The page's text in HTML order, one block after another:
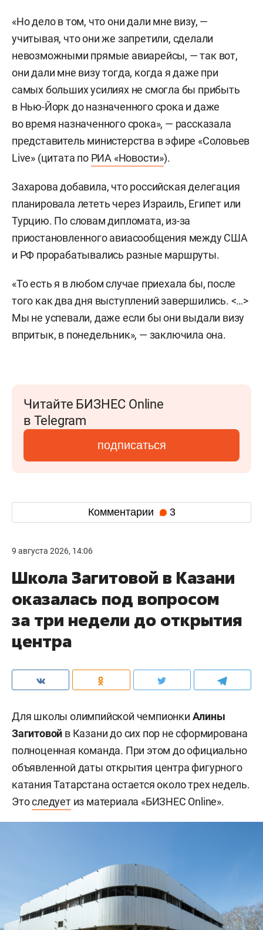
«Но дело в том, что они дали мне визу, —
учитывая, что они же запретили, сделали
невозможными прямые авиарейсы, — так вот,
они дали мне визу тогда, когда я даже при
самых больших усилиях не смогла бы прибыть
в Нью-Йорк до назначенного срока и даже
во время назначенного срока», — рассказала
представитель министерства в эфире «Соловьев
Live» (цитата по РИА «Новости»).
Захарова добавила, что российская делегация
планировала лететь через Израиль, Египет или
Турцию. По словам дипломата, из-за
приостановленного авиасообщения между США
и РФ прорабатывались разные маршруты.
«То есть я в любом случае приехала бы, после
того как два дня выступлений завершились. <…>
Мы не успевали, даже если бы они выдали визу
впритык, в понедельник», — заключила она.
Читайте БИЗНЕС Online
в Telegram
подписаться
Комментарии 3
9 августа 2026, 14:06
Школа Загитовой в Казани
оказалась под вопросом
за три недели до открытия
центра
Для школы олимпийской чемпионки Алины
Загитовой в Казани до сих пор не сформирована
полноценная команда. При этом до официально
объявленной даты открытия центра фигурного
катания Татарстана остается около трех недель.
Этоследуетиз материала «БИЗНЕС Online».